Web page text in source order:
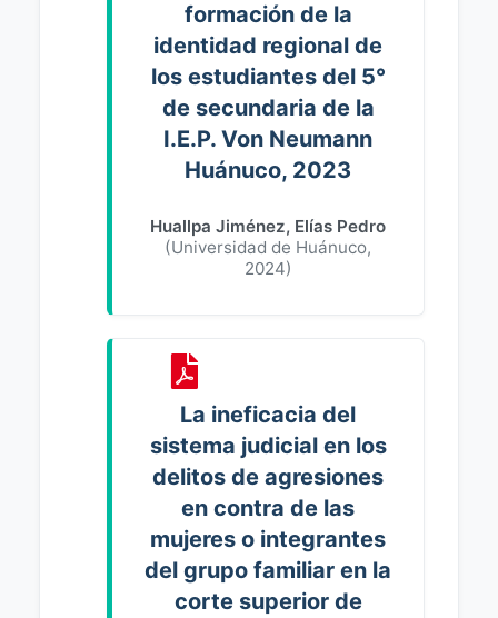
formación de la
identidad regional de
los estudiantes del 5°
de secundaria de la
I.E.P. Von Neumann
Huánuco, 2023
Huallpa Jiménez, Elías Pedro
(Universidad de Huánuco,
2024)
La ineficacia del
sistema judicial en los
delitos de agresiones
en contra de las
mujeres o integrantes
del grupo familiar en la
corte superior de